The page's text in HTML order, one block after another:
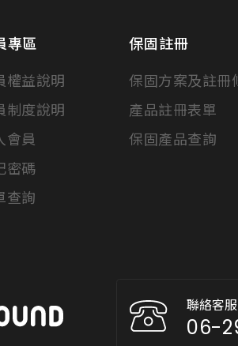
專區
權益說明
制度說明
會員
密碼
查詢
保固註冊
保固方案及註冊
產品註冊表單
保固產品查詢
聯絡客
06-